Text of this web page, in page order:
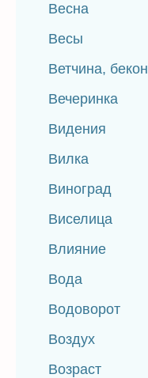
Весна
Весы
Ветчина, бекон
Вечеринка
Видения
Вилка
Виноград
Виселица
Влияние
Вода
Водоворот
Воздух
Возраст